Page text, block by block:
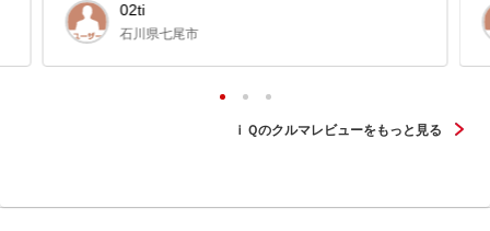
02ti
石川県七尾市
ｉＱのクルマレビューをもっと見る